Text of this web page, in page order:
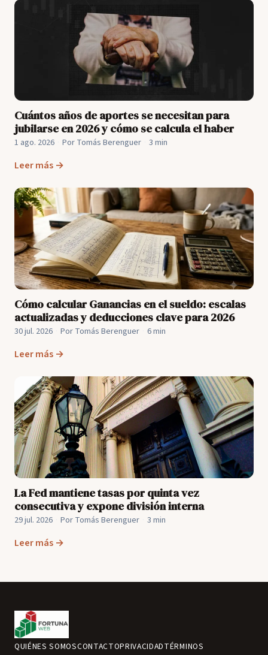
Cuántos años de aportes se necesitan para
jubilarse en 2026 y cómo se calcula el haber
1 ago. 2026 Por Tomás Berenguer 3 min
Leer más →
Cómo calcular Ganancias en el sueldo: escalas
actualizadas y deducciones clave para 2026
30 jul. 2026 Por Tomás Berenguer 6 min
Leer más →
La Fed mantiene tasas por quinta vez
consecutiva y expone división interna
29 jul. 2026 Por Tomás Berenguer 3 min
Leer más →
QUIÉNES SOMOSCONTACTOPRIVACIDADTÉRMINOS